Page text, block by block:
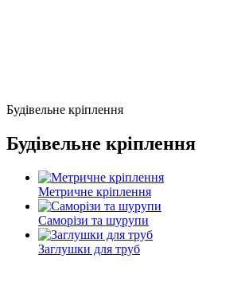
Будівельне кріплення
Будівельне кріплення
Метричне кріплення
Саморізи та шурупи
Заглушки для труб